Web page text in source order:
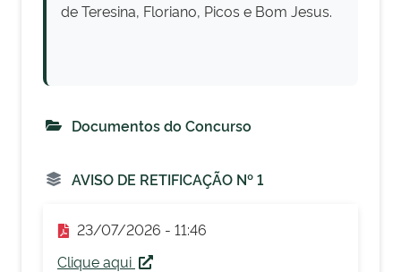
de Teresina, Floriano, Picos e Bom Jesus.
Documentos do Concurso
AVISO DE RETIFICAÇÃO Nº 1
23/07/2026 - 11:46
Clique aqui